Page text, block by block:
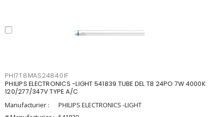
PHI7T8MAS24840IF
PHILIPS ELECTRONICS -LIGHT 541839 TUBE DEL T8 24PO 7W 4000K
120/277/347V TYPE A/C
Manufacturier :
PHILIPS ELECTRONICS -LIGHT